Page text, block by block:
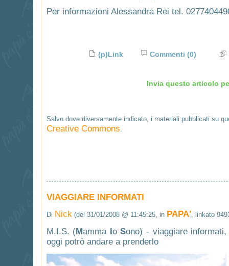
Per informazioni Alessandra Rei tel.
(p)Link Commenti (0)
Invia questo articolo
Salvo dove diversamente indicato, i materiali pubblicati su
Creative Commons
VIAGGIARE INFORMATI
Di Nick(del 31/01/2008 @ 11:45:25, in PAPA', linkato
M.I.S. (Mamma IoSono) - viaggiare
oggi potrò andare a prenderlo